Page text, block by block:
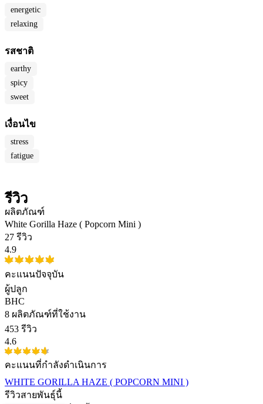
energetic
relaxing
รสชาติ
earthy
spicy
sweet
เงื่อนไข
stress
fatigue
รีวิว
ผลิตภัณฑ์
White Gorilla Haze ( Popcorn Mini )
27 รีวิว
4.9
คะแนนปัจจุบัน
ผู้ปลูก
BHC
8 ผลิตภัณฑ์ที่ใช้งาน
453 รีวิว
4.6
คะแนนที่กำลังดำเนินการ
WHITE GORILLA HAZE ( POPCORN MINI )
รีวิวสายพันธุ์นี้